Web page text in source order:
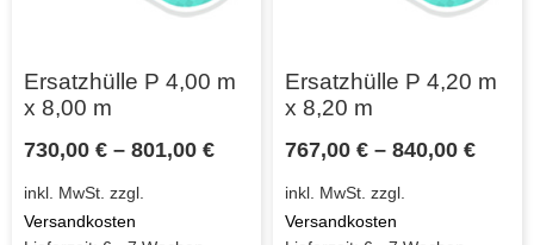
Ersatzhülle P 4,00 m
x 8,00 m
730,00 € – 801,00 €
inkl. MwSt. zzgl.
Versandkosten
Ersatzhülle P 4,20 m
x 8,20 m
767,00 € – 840,00 €
inkl. MwSt. zzgl.
Versandkosten